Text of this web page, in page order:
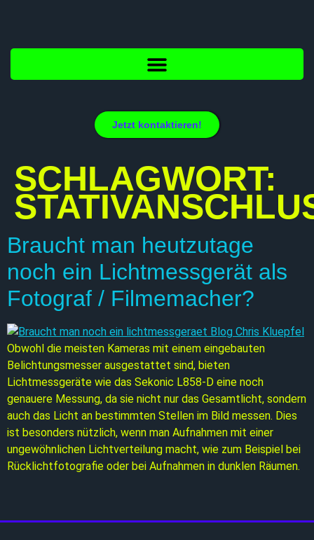
Jetzt kontaktieren!
SCHLAGWORT:
Braucht man heutzutage
noch ein Lichtmessgerät als
Fotograf / Filmemacher?
Obwohl die meisten Kameras mit einem eingebauten
Belichtungsmesser ausgestattet sind, bieten
Lichtmessgeräte wie das Sekonic L858-D eine noch
genauere Messung, da sie nicht nur das Gesamtlicht, sondern
auch das Licht an bestimmten Stellen im Bild messen. Dies
ist besonders nützlich, wenn man Aufnahmen mit einer
ungewöhnlichen Lichtverteilung macht, wie zum Beispiel bei
Rücklichtfotografie oder bei Aufnahmen in dunklen Räumen.